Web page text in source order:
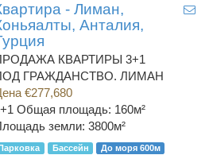
- Лиман,
Анталия,
КВАРТИРЫ 3+1
ГРАЖДАНСТВО. ЛИМАН
€277,680
Общая площадь: 160м²
земли: 3800м²
Бассейн До моря 600м